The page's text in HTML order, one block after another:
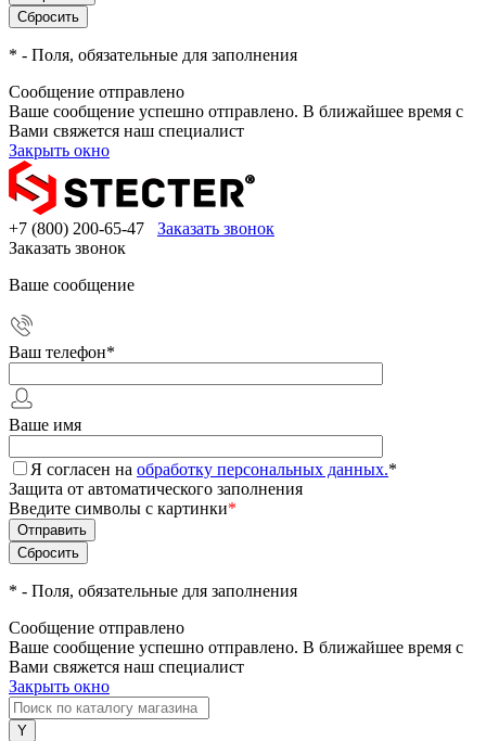
* - Поля, обязательные для заполнения
Сообщение отправлено
Ваше сообщение успешно отправлено. В ближайшее время с
Вами свяжется наш специалист
Закрыть окно
+7 (800) 200-65-47
Заказать звонок
Заказать звонок
Ваше сообщение
Ваш телефон*
Ваше имя
Я согласен на обработку персональных данных.*
Защита от автоматического заполнения
Введите символы с картинки*
* - Поля, обязательные для заполнения
Сообщение отправлено
Ваше сообщение успешно отправлено. В ближайшее время с
Вами свяжется наш специалист
Закрыть окно